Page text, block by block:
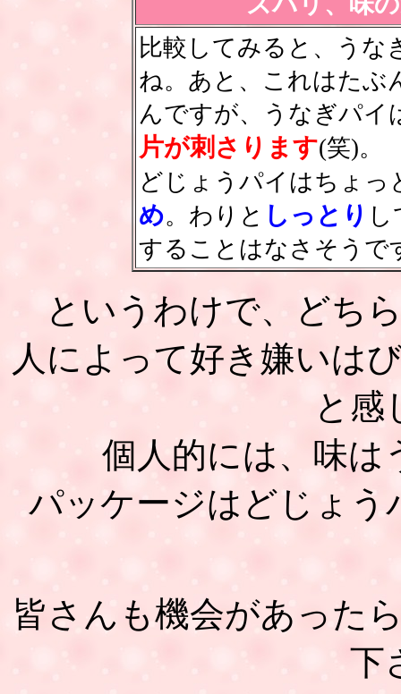
比較してみると、うな
ね。あと、これはたぶ
んですが、うなぎパイ
片が刺さります(笑)。
どじょうパイはちょっ
め。わりと しっとり
することはなさそうで
というわけで、どち
人によって好き嫌いは
と感
個人的には、味は
パッケージはどじょ
皆さんも機会があった
下